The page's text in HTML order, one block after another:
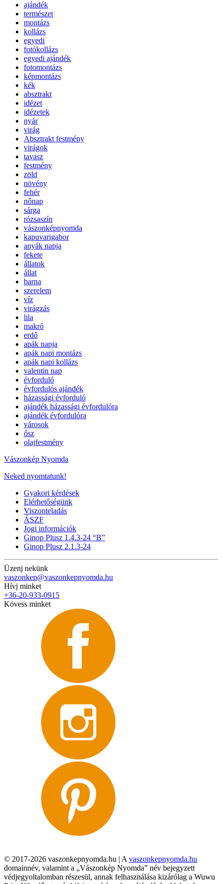
ajándék
természet
montázs
kollázs
egyedi
fotókollázs
egyedi ajándék
fotomontázs
képmontázs
kék
absztrakt
idézet
idézetek
nyár
virág
Absztrakt festmény
virágok
tavasz
festmény
zöld
növény
fehér
nőnap
sárga
rózsaszín
vászonképnyomda
kapuvarigabor
anyák napja
fekete
állatok
állat
barna
szerelem
víz
virágzás
lila
makró
erdő
apák napja
apák napi montázs
apák napi kollázs
valentin nap
évforduló
évfordulós ajándék
házassági évforduló
ajándék házassági évfordulóra
ajándék évfordulóra
városok
ősz
olajfestmény
Vászonkép Nyomda
Neked nyomtatunk!
Gyakori kérdések
Elérhetőségünk
Viszonteladás
ÁSZF
Jogi információk
Ginop Plusz 1.4.3-24 “B”
Ginop Plusz 2.1.3-24
Üzenj nekünk
vaszonkep@vaszonkepnyomda.hu
Hívj minket
+36-20-933-0915
Kövess minket
© 2017-2026 vaszonkepnyomda.hu | A vaszonkepnyomda.hu
domainnév, valamint a „Vászonkép Nyomda” név bejegyzett
védjegyoltalomban részesül, annak felhasználása kizárólag a Wuwu